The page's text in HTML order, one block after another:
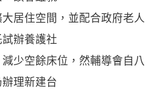
居住空間，並配合政府老人
辦養護社
少空餘床位，然輔導會自八
理新建台